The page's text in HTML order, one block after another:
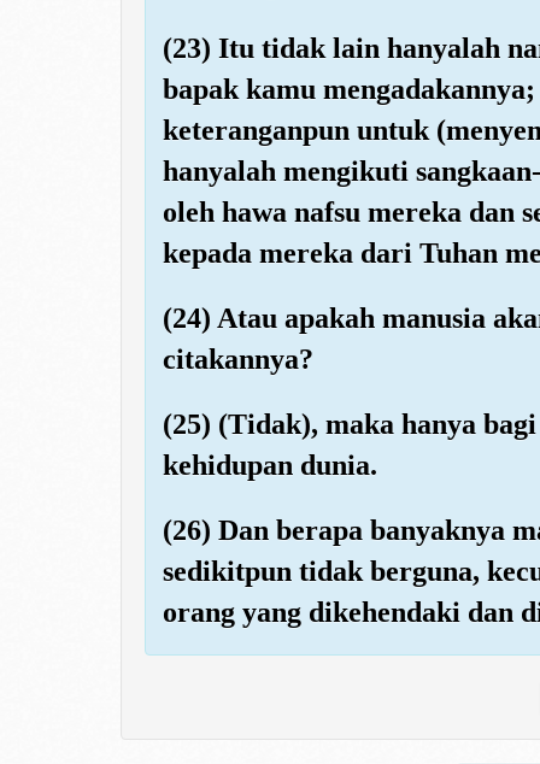
(23) Itu tidak lain hanyalah
bapak kamu
keteranganpun untuk
hanyalah mengikuti
oleh hawa nafsu mereka dan
kepada mereka dari Tuhan
(24) Atau apakah manusia
citakannya?
(25) (Tidak), maka hanya
kehidupan dunia.
(26) Dan berapa banyaknya
sedikitpun tidak berguna,
orang yang dikehendaki dan